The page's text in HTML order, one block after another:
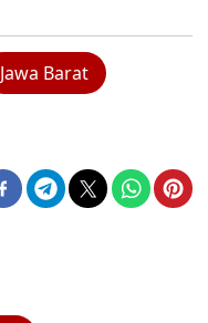
Jawa Barat